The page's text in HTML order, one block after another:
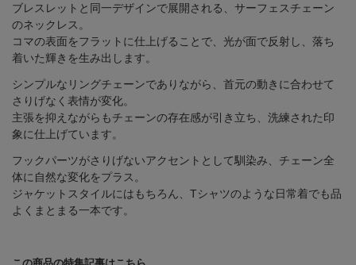
ブレスレットと同一デザインで展開される、サーフェスチェーン
のネックレス。
コマの表面をフラットに仕上げることで、光が面で反射し、落ち
着いた輝きを生み出します。
シンプルなリングチェーンでありながら、首元の動きに合わせて
さりげなく表情が変化。
主張を抑えながらもチェーンの存在感が引き立ち、洗練された印
象に仕上げています。
フックパーツがさりげないアクセントとして馴染み、チェーン全
体に自然な変化をプラス。
ジャケットスタイルにはもちろん、Tシャツのような日常着でも品
よくまとまる一本です。